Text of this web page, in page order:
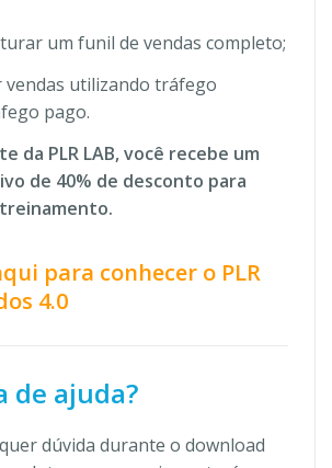
um funil de vendas completo;
vendas utilizando tráfego
pago.
da PLR LAB, você recebe um
de 40% de desconto para
para conhecer o PLR
4.0
de ajuda?
dúvida durante o download